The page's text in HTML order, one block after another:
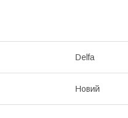
Delfa
Новий